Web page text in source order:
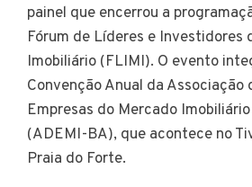
painel que encerrou a
Fórum de Líderes e Investidores
Imobiliário (FLIMI). O evento
Convenção Anual da
Empresas do Mercado
(ADEMI-BA), que acontece no
Praia do Forte.